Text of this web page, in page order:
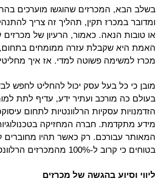
בשלב הבא, המכרזים שהוגשו מוערכים
ומדובר במכרז תקין, תהליך זה צריך
או טובות הנאה. כאמור, הרעיון של
האמת היא שקבלת עזרה ממומחים
מכרז למשימה פשוטה למדי. אז איך
מובן כי כל בעל עסק יכול להחליט לחפש
בעולם כה מורכב ועתיר ידע, עדיף לתת
הזדמנויות עסקיות הרלוונטיות לתחום
מידע מתקדמת. חברה המחזיקה
המאותר עבורכם. רק כאשר תהיו מחוברים
בטוחים כי קרוב ל-100% מהמכרזים הרלוונטיים עבורכם אכן יגיעו לפתחכם.
ליווי וסיוע בהגשה של מכרזים